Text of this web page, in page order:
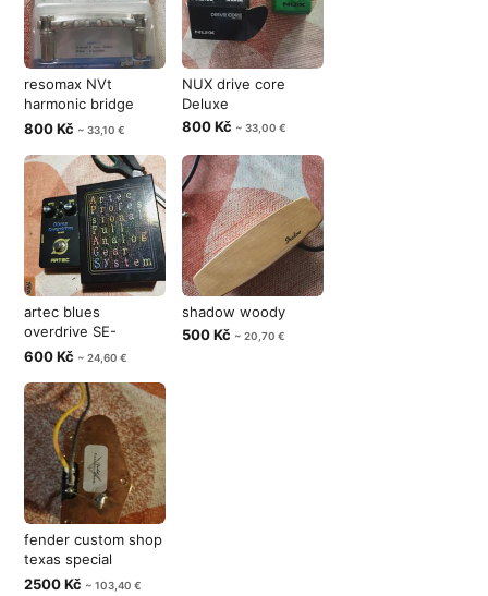
resomax NVt
harmonic bridge
system graphtech
800 Kč ~ 33,10 €
NUX drive core
Deluxe
800 Kč ~ 33,00 €
artec blues
overdrive SE-
BOD,full analog
600 Kč ~ 24,60 €
shadow woody
500 Kč ~ 20,70 €
fender custom shop
texas special
telecaster P
2500 Kč ~ 103,40 €